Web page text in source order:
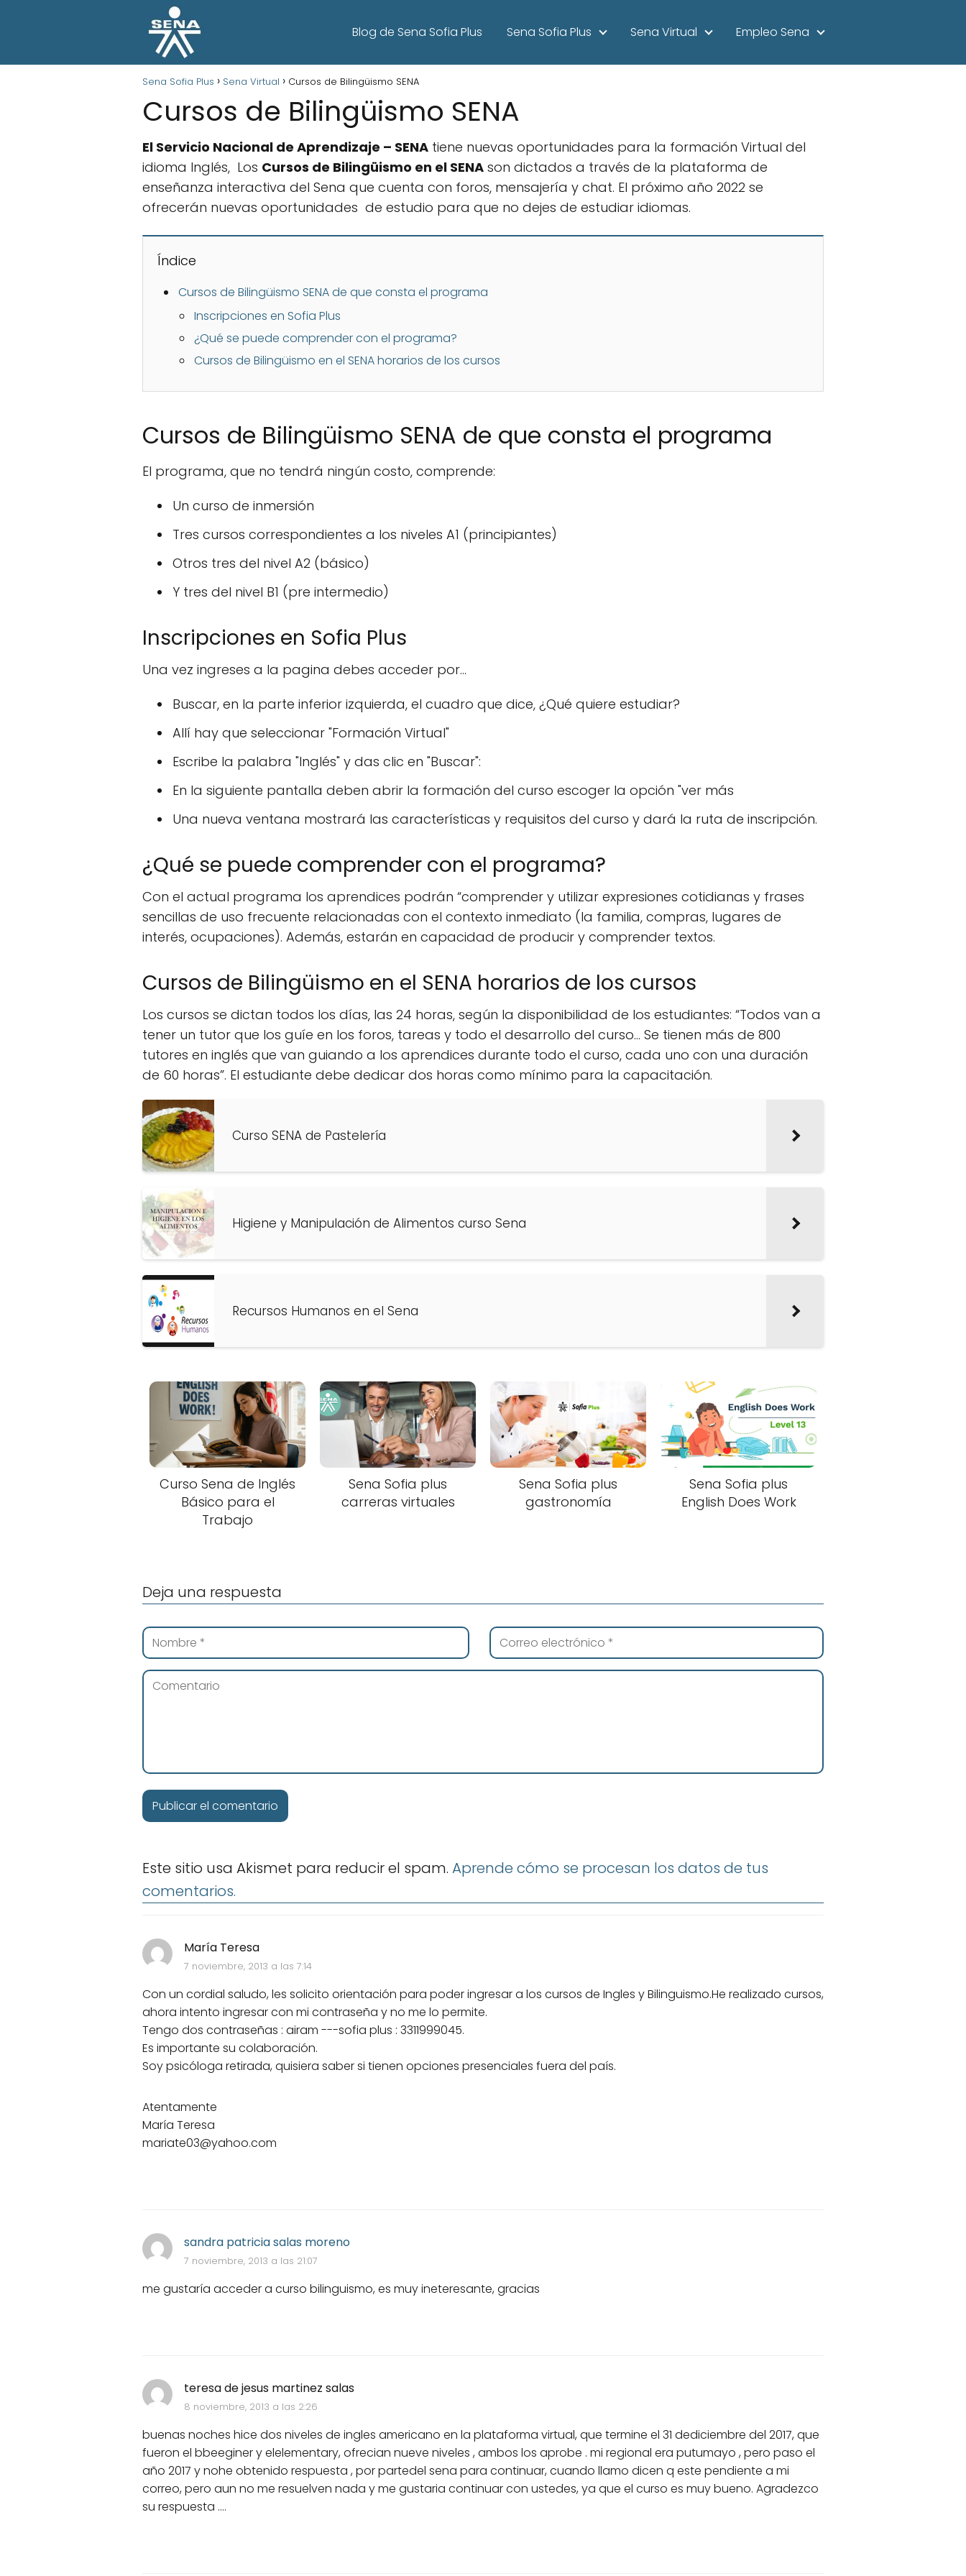
Blog de Sena Sofia Plus Sena Sofia Plus Sena Virtual Empleo Sena
Sena Sofia Plus Sena Virtual Cursos de Bilingüismo SENA
Cursos de Bilingüismo SENA
El Servicio Nacional de Aprendizaje – SENA tiene nuevas oportunidades para la formación Virtual del
idioma Inglés, Los Cursos de Bilingüismo en el SENA son dictados a través de la plataforma de
enseñanza interactiva del Sena que cuenta con foros, mensajería y chat. El próximo año 2022 se
ofrecerán nuevas oportunidades de estudio para que no dejes de estudiar idiomas.
Índice
Cursos de Bilingüismo SENA de que consta el programa
Inscripciones en Sofia Plus
¿Qué se puede comprender con el programa?
Cursos de Bilingüismo en el SENA horarios de los cursos
Cursos de Bilingüismo SENA de que consta el programa
El programa, que no tendrá ningún costo, comprende:
Un curso de inmersión
Tres cursos correspondientes a los niveles A1 (principiantes)
Otros tres del nivel A2 (básico)
Y tres del nivel B1 (pre intermedio)
Inscripciones en Sofia Plus
Una vez ingreses a la pagina debes acceder por...
Buscar, en la parte inferior izquierda, el cuadro que dice, ¿Qué quiere estudiar?
Allí hay que seleccionar "Formación Virtual"
Escribe la palabra "Inglés" y das clic en "Buscar":
En la siguiente pantalla deben abrir la formación del curso escoger la opción "ver más
Una nueva ventana mostrará las características y requisitos del curso y dará la ruta de inscripción.
¿Qué se puede comprender con el programa?
Con el actual programa los aprendices podrán “comprender y utilizar expresiones cotidianas y frases
sencillas de uso frecuente relacionadas con el contexto inmediato (la familia, compras, lugares de
interés, ocupaciones). Además, estarán en capacidad de producir y comprender textos.
Cursos de Bilingüismo en el SENA horarios de los cursos
Los cursos se dictan todos los días, las 24 horas, según la disponibilidad de los estudiantes: “Todos van a
tener un tutor que los guíe en los foros, tareas y todo el desarrollo del curso... Se tienen más de 800
tutores en inglés que van guiando a los aprendices durante todo el curso, cada uno con una duración
de 60 horas”. El estudiante debe dedicar dos horas como mínimo para la capacitación.
Curso SENA de Pastelería
Higiene y Manipulación de Alimentos curso Sena
Recursos Humanos en el Sena
Curso Sena de Inglés
Básico para el
Trabajo
Sena Sofia plus
carreras virtuales
Sena Sofia plus
gastronomía
Sena Sofia plus
English Does Work
María Teresa
7 noviembre, 2013 a las 7:14
Con un cordial saludo, les solicito orientación para poder ingresar a los cursos de Ingles y Bilinguismo.He realizado cursos,
ahora intento ingresar con mi contraseña y no me lo permite.
Tengo dos contraseñas : airam ---sofia plus : 3311999045.
Es importante su colaboración.
Soy psicóloga retirada, quisiera saber si tienen opciones presenciales fuera del país.
Atentamente
María Teresa
mariate03@yahoo.com
sandra patricia salas moreno
7 noviembre, 2013 a las 21:07
me gustaría acceder a curso bilinguismo, es muy ineteresante, gracias
teresa de jesus martinez salas
8 noviembre, 2013 a las 2:26
buenas noches hice dos niveles de ingles americano en la plataforma virtual, que termine el 31 dediciembre del 2017, que
fueron el bbeeginer y elelementary, ofrecian nueve niveles , ambos los aprobe . mi regional era putumayo , pero paso el
año 2017 y nohe obtenido respuesta , por partedel sena para continuar, cuando llamo dicen q este pendiente a mi
correo, pero aun no me resuelven nada y me gustaria continuar con ustedes, ya que el curso es muy bueno. Agradezco
su respuesta ....
Deja una respuesta
Este sitio usa Akismet para reducir el spam. Aprende cómo se procesan los datos de tus
comentarios.